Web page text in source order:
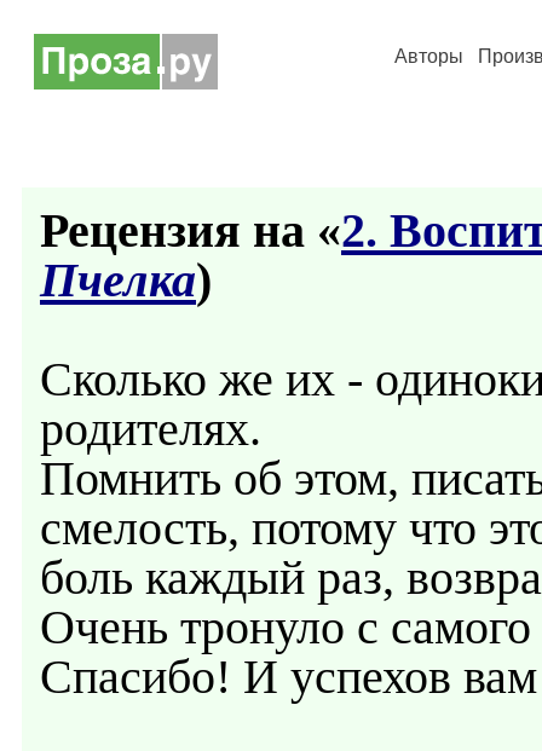
Авторы
Рецензия на «2.
Пчелка)
Сколько же их -
родителях.
Помнить об этом,
смелость, потому что
боль каждый раз,
Очень тронуло с
Спасибо! И успехов